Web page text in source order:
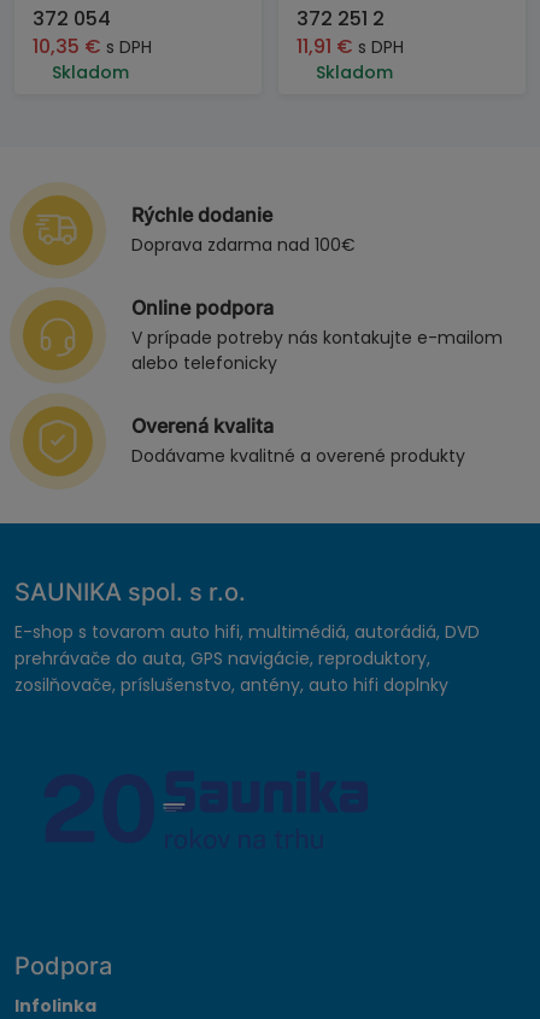
372 054
10,35 € s DPH
Skladom
372 251 2
11,91 € s DPH
Skladom
Rýchle dodanie
Doprava zdarma nad 100€
Online podpora
V prípade potreby nás kontakujte e-mailom
alebo telefonicky
Overená kvalita
Dodávame kvalitné a overené produkty
SAUNIKA spol. s r.o.
E-shop s tovarom auto hifi, multimédiá, autorádiá, DVD
prehrávače do auta, GPS navigácie, reproduktory,
zosilňovače, príslušenstvo, antény, auto hifi doplnky
Podpora
Infolinka